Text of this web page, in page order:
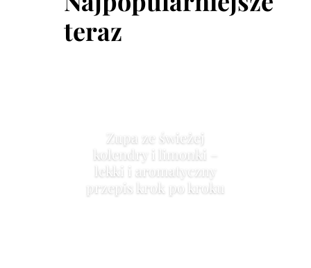
teraz
Zupa ze świeżej
kolendry i limonki –
lekki i aromatyczny
przepis krok po kroku